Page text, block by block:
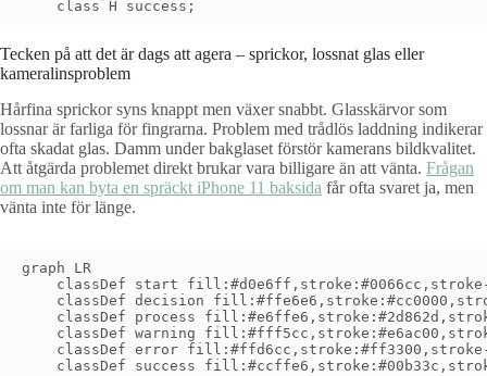
Tecken på att det är dags att agera – sprickor, lossnat glas eller
kameralinsproblem
Hårfina sprickor syns knappt men växer snabbt. Glasskärvor som
lossnar är farliga för fingrarna. Problem med trådlös laddning indikerar
ofta skadat glas. Damm under bakglaset förstör kamerans bildkvalitet.
Att åtgärda problemet direkt brukar vara billigare än att vänta. Frågan
om man kan byta en spräckt iPhone 11 baksida får ofta svaret ja, men
vänta inte för länge.
graph LR
classDef start
classDef decision
classDef process
classDef warning
classDef error
classDef success